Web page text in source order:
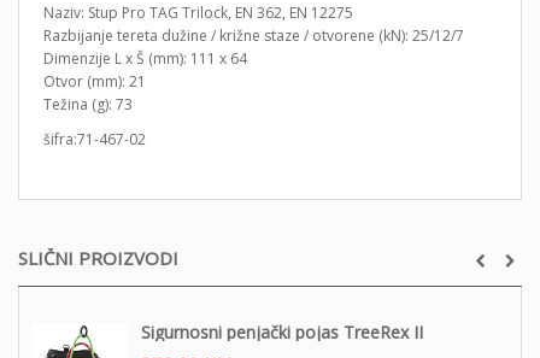
SLIČNI PROIZVODI
Sigurnosni penjački pojas TreeRex II
Naziv: Stup Pro TAG Trilock, EN 362, EN 12275
Razbijanje tereta dužine / križne staze / otvorene (kN): 25/12/7
Dimenzije L x Š (mm): 111 x 64
Otvor (mm): 21
Težina (g): 73
šifra:71-467-02